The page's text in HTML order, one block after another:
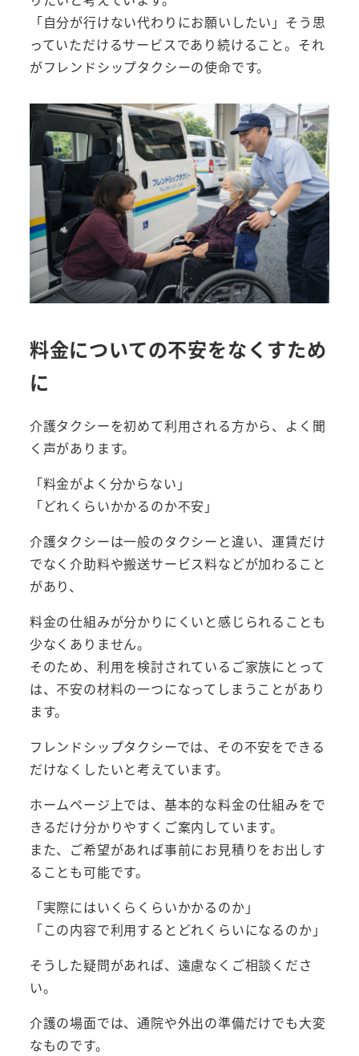
「自分が行けない代わりにお願いしたい」そう思
っていただけるサービスであり続けること。それ
がフレンドシップタクシーの使命です。
料金についての不安をなくすため
に
介護タクシーを初めて利用される方から、よく聞
く声があります。
「料金がよく分からない」
「どれくらいかかるのか不安」
介護タクシーは一般のタクシーと違い、運賃だけ
でなく介助料や搬送サービス料などが加わること
があり、
料金の仕組みが分かりにくいと感じられることも
少なくありません。
そのため、利用を検討されているご家族にとって
は、不安の材料の一つになってしまうことがあり
ます。
フレンドシップタクシーでは、その不安をできる
だけなくしたいと考えています。
ホームページ上では、基本的な料金の仕組みをで
きるだけ分かりやすくご案内しています。
また、ご希望があれば事前にお見積りをお出しす
ることも可能です。
「実際にはいくらくらいかかるのか」
「この内容で利用するとどれくらいになるのか」
そうした疑問があれば、遠慮なくご相談くださ
い。
介護の場面では、通院や外出の準備だけでも大変
なものです。